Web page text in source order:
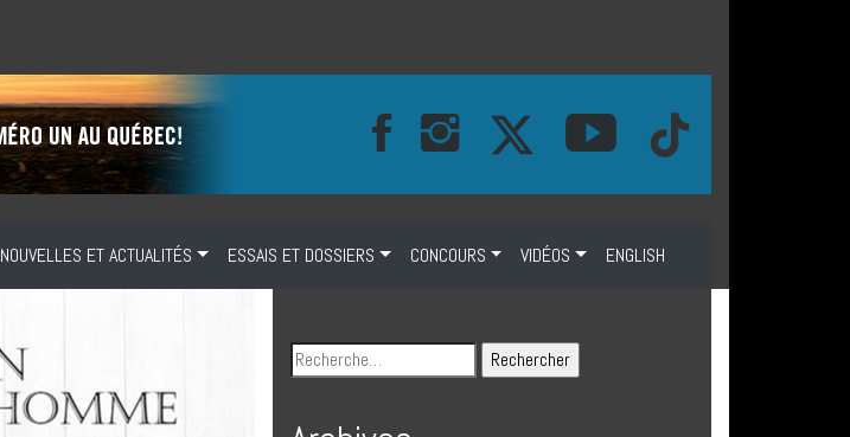
NOUVELLES ET ACTUALITÉS ESSAIS ET DOSSIERS CONCOURS VIDÉOS ENGLISH